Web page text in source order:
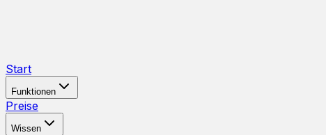
Start
Funktionen
Preise
Wissen